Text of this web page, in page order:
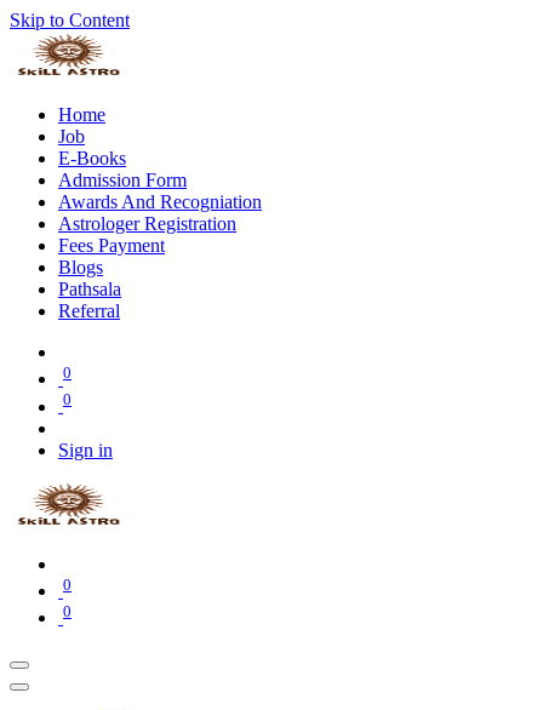
Skip to Content
Home
Job
E-Books
Admission Form
Awards And Recogniation
Astrologer Registration
Fees Payment
Blogs
Pathsala
Referral
0
0
Sign in
0
0